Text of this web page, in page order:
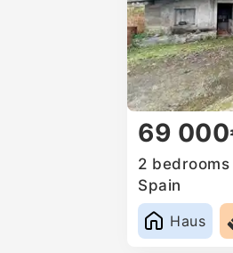
69
2
Spain
Haus